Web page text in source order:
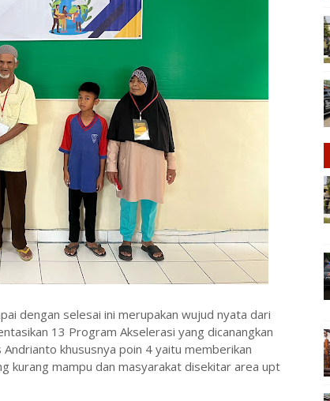
dengan selesai ini merupakan wujud nyata dari
13 Program Akselerasi yang dicanangkan
khususnya poin 4 yaitu memberikan
kurang mampu dan masyarakat disekitar area upt